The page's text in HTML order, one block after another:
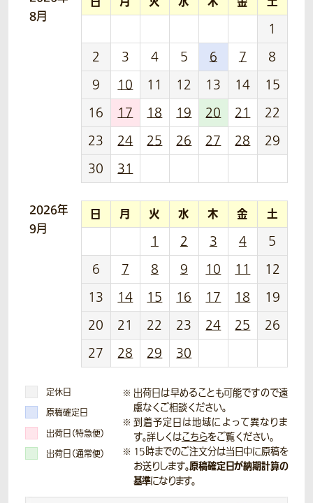
8月
1
2
3 4 5 6 7
8
9
10 11 12 13 14
15
16
17 18 19 20 21
22
23
24 25 26 27 28
29
30
31
2026年
9月
日 月 火 水 木 金 土
1 2 3 4
5
6
7 8 9 10 11
12
13
14 15 16 17 18
19
20
21 22 23 24 25
26
27
28 29 30
定休日
原稿確定日
出荷日（特急便）
出荷日（通常便）
出荷日は早めることも可能ですので遠
慮なくご相談ください。
到着予定日は地域によって異なりま
す。詳しくはこちらをご覧ください。
15時までのご注文分は当日中に原稿を
お送りします。原稿確定日が納期計算の
基準になります。